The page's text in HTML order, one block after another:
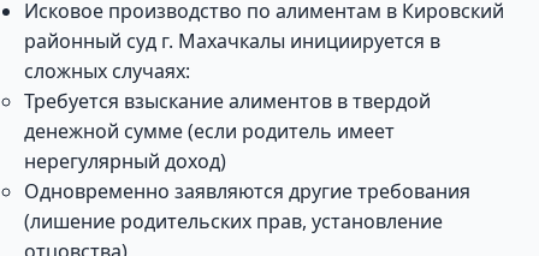
Исковое производство по алиментам в Кировский
районный суд г. Махачкалы инициируется в
сложных случаях:
Требуется взыскание алиментов в твердой
денежной сумме (если родитель имеет
нерегулярный доход)
Одновременно заявляются другие требования
(лишение родительских прав, установление